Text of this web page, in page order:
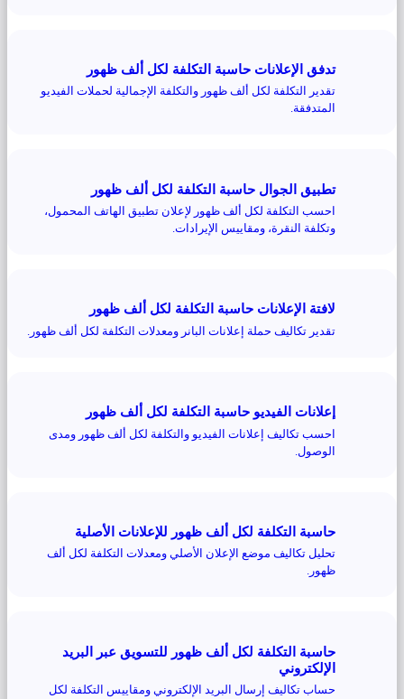
تدفق الإعلانات حاسبة التكلفة لكل ألف ظهور
تقدير التكلفة لكل ألف ظهور والتكلفة الإجمالية لحملات الفيديو
المتدفقة.
تطبيق الجوال حاسبة التكلفة لكل ألف ظهور
احسب التكلفة لكل ألف ظهور لإعلان تطبيق الهاتف المحمول،
وتكلفة النقرة، ومقاييس الإيرادات.
لافتة الإعلانات حاسبة التكلفة لكل ألف ظهور
تقدير تكاليف حملة إعلانات البانر ومعدلات التكلفة لكل ألف ظهور.
إعلانات الفيديو حاسبة التكلفة لكل ألف ظهور
احسب تكاليف إعلانات الفيديو والتكلفة لكل ألف ظهور ومدى
الوصول.
حاسبة التكلفة لكل ألف ظهور للإعلانات الأصلية
تحليل تكاليف موضع الإعلان الأصلي ومعدلات التكلفة لكل ألف
ظهور.
حاسبة التكلفة لكل ألف ظهور للتسويق عبر البريد
الإلكتروني
حساب تكاليف إرسال البريد الإلكتروني ومقاييس التكلفة لكل